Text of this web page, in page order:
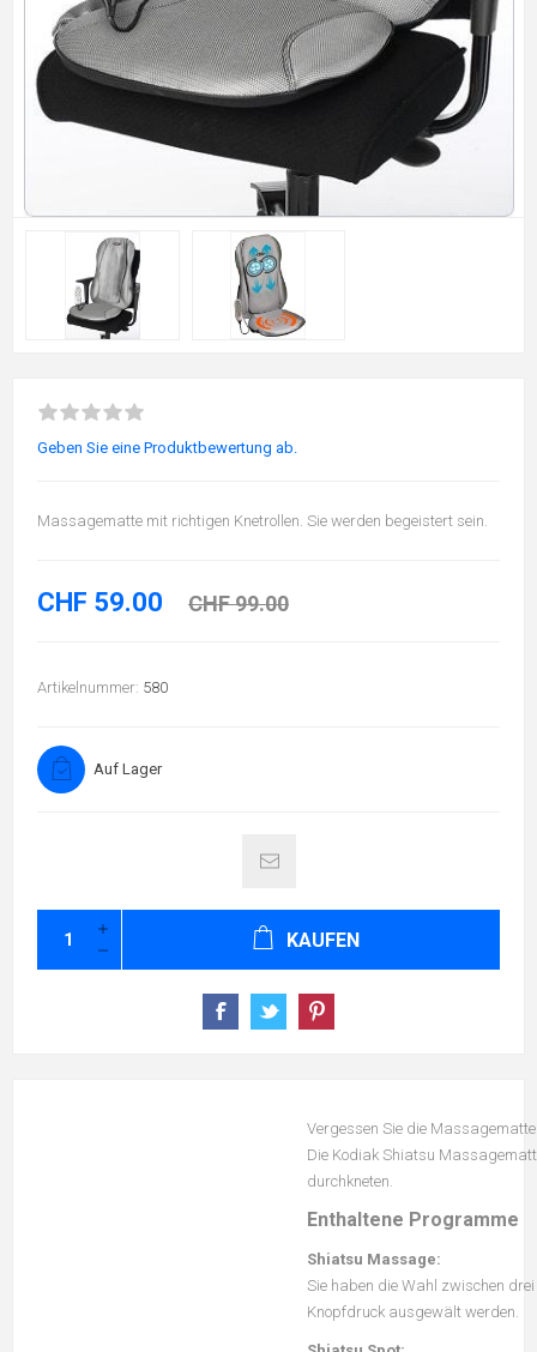
Geben Sie eine Produktbewertung ab.
Massagematte mit richtigen Knetrollen. Sie werden begeistert sein.
CHF 59.00 CHF 99.00
Artikelnummer: 580
Auf Lager
KAUFEN
Vergessen Sie die
Die Kodiak Shiatsu
durchkneten.
Enthaltene Programme
Shiatsu Massage:
Sie haben die Wahl zwischen
Knopfdruck ausgewält werden.